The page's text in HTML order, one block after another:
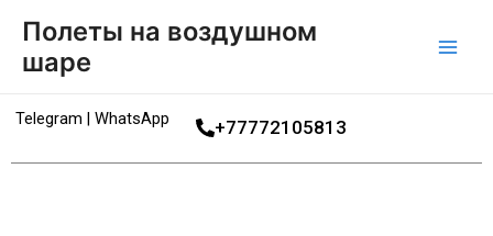
содержимому
Полеты на воздушном
шаре
Telegram | WhatsApp +77772105813